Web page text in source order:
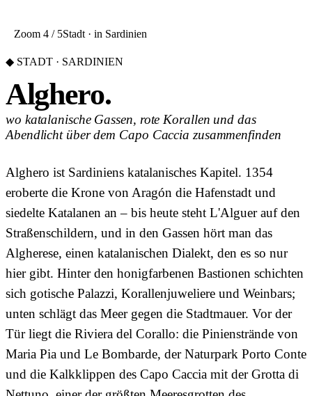
Zoom 4 / 5Stadt · in Sardinien
◆ STADT · SARDINIEN
Alghero.
wo katalanische Gassen, rote Korallen und das
Abendlicht über dem Capo Caccia zusammenfinden
Alghero ist Sardiniens katalanisches Kapitel. 1354
eroberte die Krone von Aragón die Hafenstadt und
siedelte Katalanen an – bis heute steht L'Alguer auf den
Straßenschildern, und in den Gassen hört man das
Algherese, einen katalanischen Dialekt, den es so nur
hier gibt. Hinter den honigfarbenen Bastionen schichten
sich gotische Palazzi, Korallenjuweliere und Weinbars;
unten schlägt das Meer gegen die Stadtmauer. Vor der
Tür liegt die Riviera del Corallo: die Pinienstrände von
Maria Pia und Le Bombarde, der Naturpark Porto Conte
und die Kalkklippen des Capo Caccia mit der Grotta di